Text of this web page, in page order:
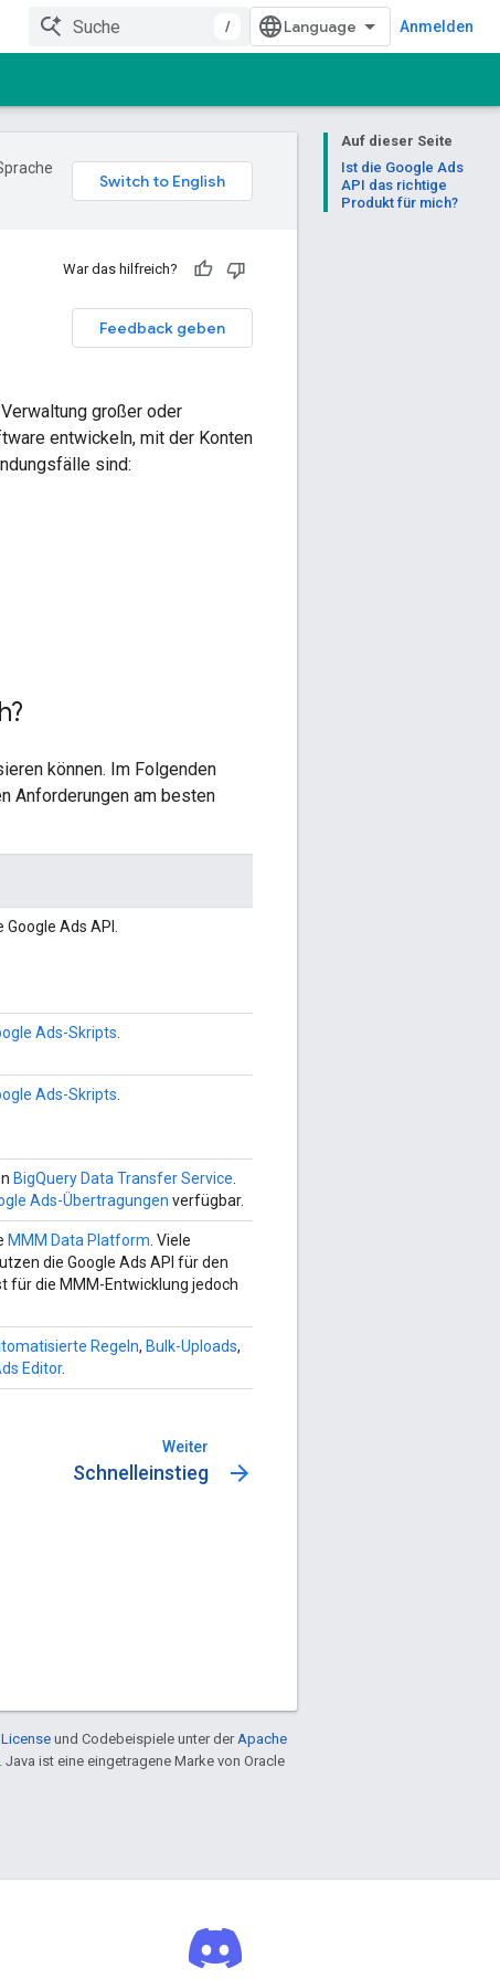
/ Anmelden
Auf dieser Seite
Ist die Google Ads
API das richtige
Produkt für mich?
War das hilfreich?
Feedback geben
großer oder
entwickeln, mit der Konten
sind:
können. Im Folgenden
Anforderungen am besten
Ads API.
Ads-Skripts
Ads-Skripts
BigQuery Data Transfer Service
Ads-Übertragungen verfügbar.
MMM Data Platform . Viele
die Google Ads API für den
für die MMM-Entwicklung jedoch
Regeln, Bulk-Uploads,
Editor.
Weiter
Schnelleinstieg arrow_forward
und Codebeispiele unter der Apache
. Java ist eine eingetragene Marke von Oracle